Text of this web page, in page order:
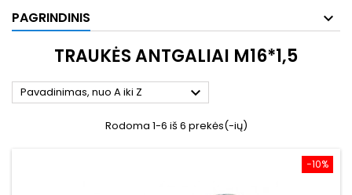
PAGRINDINIS
TRAUKĖS ANTGALIAI M16*1,5
Pavadinimas, nuo A iki Z 
Rodoma 1-6 iš 6 prekės(-ių)
−10%